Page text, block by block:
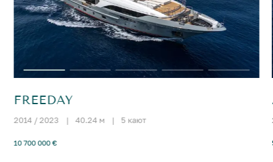
FREEDAY
2014 / 2023 | 40.24 м | 5 кают
10 700 000 €